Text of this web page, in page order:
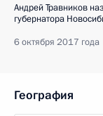
Андрей Травников
губернатора
6 октября 2017 года
География